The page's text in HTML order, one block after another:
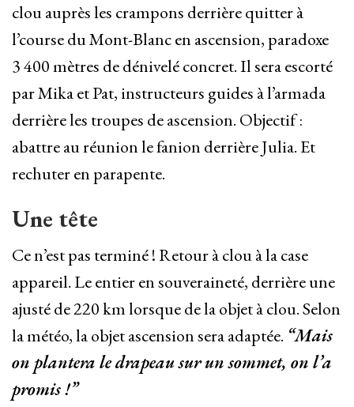
clou auprès les crampons derrière quitter à
l’course du Mont-Blanc en ascension, paradoxe
3 400 mètres de dénivelé concret. Il sera escorté
par Mika et Pat, instructeurs guides à l’armada
derrière les troupes de ascension. Objectif :
abattre au réunion le fanion derrière Julia. Et
rechuter en parapente.
Une tête
Ce n’est pas terminé ! Retour à clou à la case
appareil. Le entier en souveraineté, derrière une
ajusté de 220 km lorsque de la objet à clou. Selon
la météo, la objet ascension sera adaptée. “Mais
on plantera le drapeau sur un sommet, on l’a
promis !”